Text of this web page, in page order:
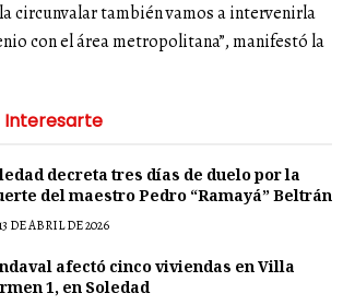
circunvalar también vamos a intervenirla
con el área metropolitana”, manifestó la
Interesarte
decreta tres días de duelo por la
del maestro Pedro “Ramayá” Beltrán
DE ABRIL DE 2026
afectó cinco viviendas en Villa
1, en Soledad